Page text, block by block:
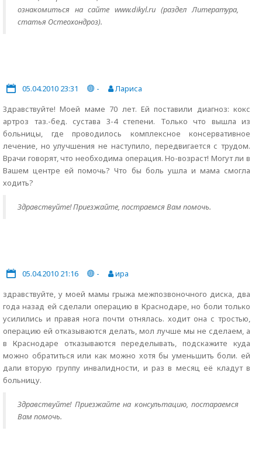
ознакомиться на сайте www.dikyl.ru (раздел Литература,
статья Остеохондроз).
05.04.2010 23:31 -
Лариса
Здравствуйте! Моей маме 70 лет. Ей поставили диагноз: кокс
артроз таз.-бед. сустава 3-4 степени. Только что вышла из
больницы, где проводилось комплексное консервативное
лечение, но улучшения не наступило, передвигается с трудом.
Врачи говорят, что необходима операция. Но-возраст! Могут ли в
Вашем центре ей помочь? Что бы боль ушла и мама смогла
ходить?
Здравствуйте! Приезжайте, постраемся Вам помочь.
05.04.2010 21:16 -
ира
здравствуйте, у моей мамы грыжа межпозвоночного диска, два
года назад ей сделали операцию в Краснодаре, но боли только
усилились и правая нога почти отнялась. ходит она с тростью,
операцию ей отказываются делать, мол лучше мы не сделаем, а
в Краснодаре отказываются переделывать, подскажите куда
можно обратиться или как можно хотя бы уменьшить боли. ей
дали вторую группу инвалидности, и раз в месяц её кладут в
больницу.
Здравствуйте! Приезжайте на консультацию, постараемся
Вам помочь.